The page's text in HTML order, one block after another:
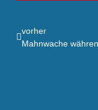
vorher